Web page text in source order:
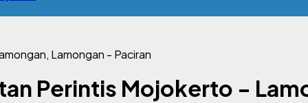
Lamongan - Paciran
Perintis Mojokerto -